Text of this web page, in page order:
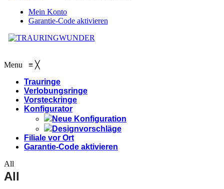
Mein Konto
Garantie-Code aktivieren
Menu ≡ ╳
Trauringe
Verlobungsringe
Vorsteckringe
Konfigurator
Neue Konfiguration
Designvorschläge
Filiale vor Ort
Garantie-Code aktivieren
All
All